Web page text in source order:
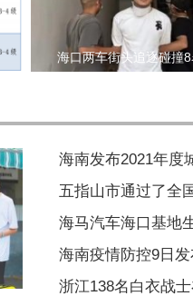
海口两车街头追逐碰撞
海南发布2021年度
五指山市通过了全
海马汽车海口基地
海南疫情防控9日
浙江138名白衣战